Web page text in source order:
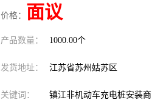
价格： 面议
产品数量： 1000.00个
发货地址： 江苏省苏州姑苏区
关键词： 镇江非机动车充电桩安装商